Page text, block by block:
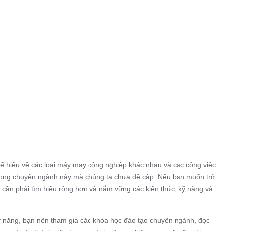
về các loại máy may công nghiệp khác nhau và các công việc
chuyên ngành này mà chúng ta chưa đề cập. Nếu bạn muốn trở
phải tìm hiểu rộng hơn và nắm vững các kiến thức, kỹ năng và
bạn nên tham gia các khóa học đào tạo chuyên ngành, đọc